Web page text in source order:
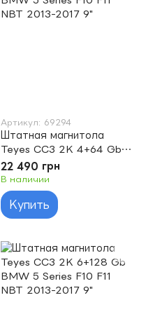
Артикул: 69294
Штатная магнитола
Teyes CC3 2K 4+64 Gb
BMW 5 Series F10 F11
NBT 2013-2017 9"
22 490 грн
В наличии
Купить